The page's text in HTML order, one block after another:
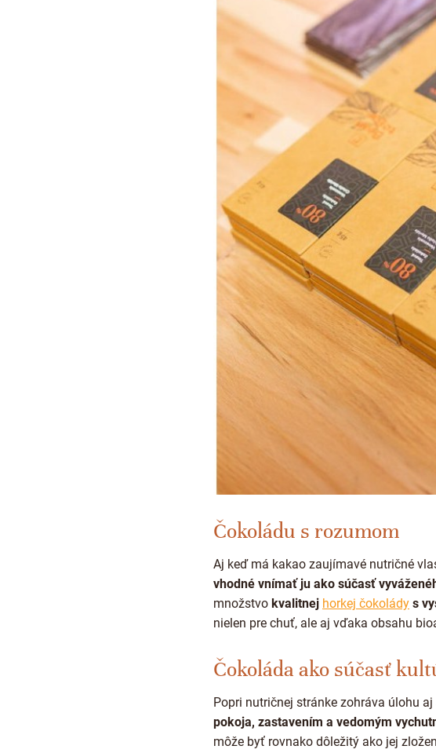
Čokoládu s rozumom
Aj keď má kakao zaujímavé nutričné
vhodné vnímať ju ako súčasť
množstvo kvalitnej horkej čokolády s
nielen pre chuť, ale aj vďaka obsahu
Čokoláda ako súčasť
Popri nutričnej stránke zohráva úlohu
pokoja, zastavením a vedomým
môže byť rovnako dôležitý ako jej